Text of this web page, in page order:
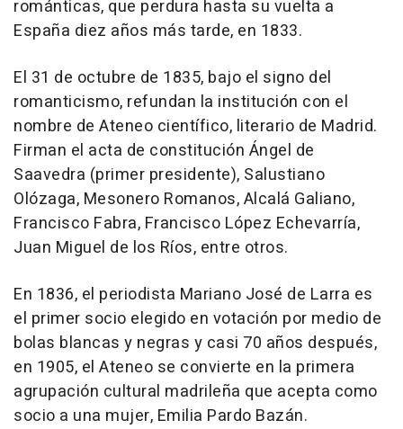
románticas, que perdura hasta su vuelta a
España diez años más tarde, en 1833.
El 31 de octubre de 1835, bajo el signo del
romanticismo, refundan la institución con el
nombre de Ateneo científico, literario de Madrid.
Firman el acta de constitución Ángel de
Saavedra (primer presidente), Salustiano
Olózaga, Mesonero Romanos, Alcalá Galiano,
Francisco Fabra, Francisco López Echevarría,
Juan Miguel de los Ríos, entre otros.
En 1836, el periodista Mariano José de Larra es
el primer socio elegido en votación por medio de
bolas blancas y negras y casi 70 años después,
en 1905, el Ateneo se convierte en la primera
agrupación cultural madrileña que acepta como
socio a una mujer, Emilia Pardo Bazán.